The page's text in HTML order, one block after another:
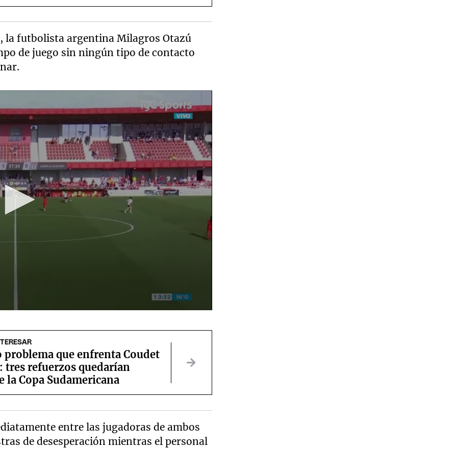
la futbolista argentina Milagros Otazú
de juego sin ningún tipo de contacto
problema que enfrenta Coudet
tres refuerzos quedarían
la Copa Sudamericana
entre las jugadoras de ambos
de desesperación mientras el personal